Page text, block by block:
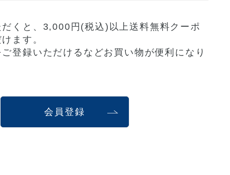
くと、3,000円(税込)以上送料無料クーポ
ます。
登録いただけるなどお買い物が便利になり
会員登録